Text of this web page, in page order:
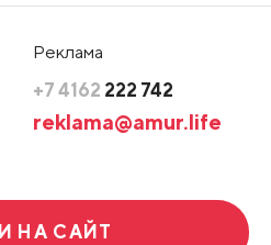
Реклама
+7 4162 222 742
reklama@amur.life
НА САЙТ